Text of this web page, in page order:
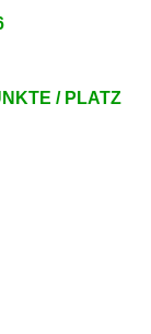
/ PLATZ